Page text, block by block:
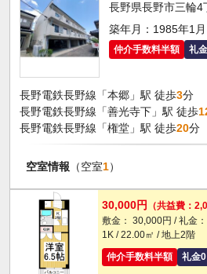
長野県長野市三輪4
築年月：1985年1
仲介手数料半額 礼
長野電鉄長野線「本郷」駅 徒歩3分
長野電鉄長野線「善光寺下」駅 徒歩
長野電鉄長野線「権堂」駅 徒歩20分
空室情報 （空室1）
30,000円
（共益費：
敷金： 30,000円 / 礼金：
1K / 22.00㎡ / 地上2階
仲介手数料半額
礼金0